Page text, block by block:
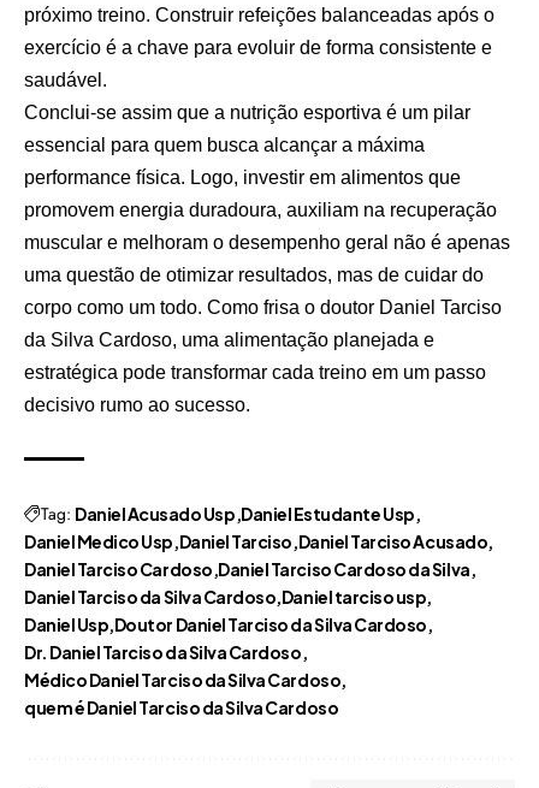
próximo treino. Construir refeições balanceadas após o
exercício é a chave para evoluir de forma consistente e
saudável.
Conclui-se assim que a nutrição esportiva é um pilar
essencial para quem busca alcançar a máxima
performance física. Logo, investir em alimentos que
promovem energia duradoura, auxiliam na recuperação
muscular e melhoram o desempenho geral não é apenas
uma questão de otimizar resultados, mas de cuidar do
corpo como um todo. Como frisa o doutor Daniel Tarciso
da Silva Cardoso, uma alimentação planejada e
estratégica pode transformar cada treino em um passo
decisivo rumo ao sucesso.
Tag: Daniel Acusado Usp Daniel Estudante Usp
Daniel Medico Usp Daniel Tarciso Daniel Tarciso Acusado
Daniel Tarciso Cardoso Daniel Tarciso Cardoso da Silva
Daniel Tarciso da Silva Cardoso Daniel tarciso usp
Daniel Usp Doutor Daniel Tarciso da Silva Cardoso
Dr. Daniel Tarciso da Silva Cardoso
Médico Daniel Tarciso da Silva Cardoso
quem é Daniel Tarciso da Silva Cardoso